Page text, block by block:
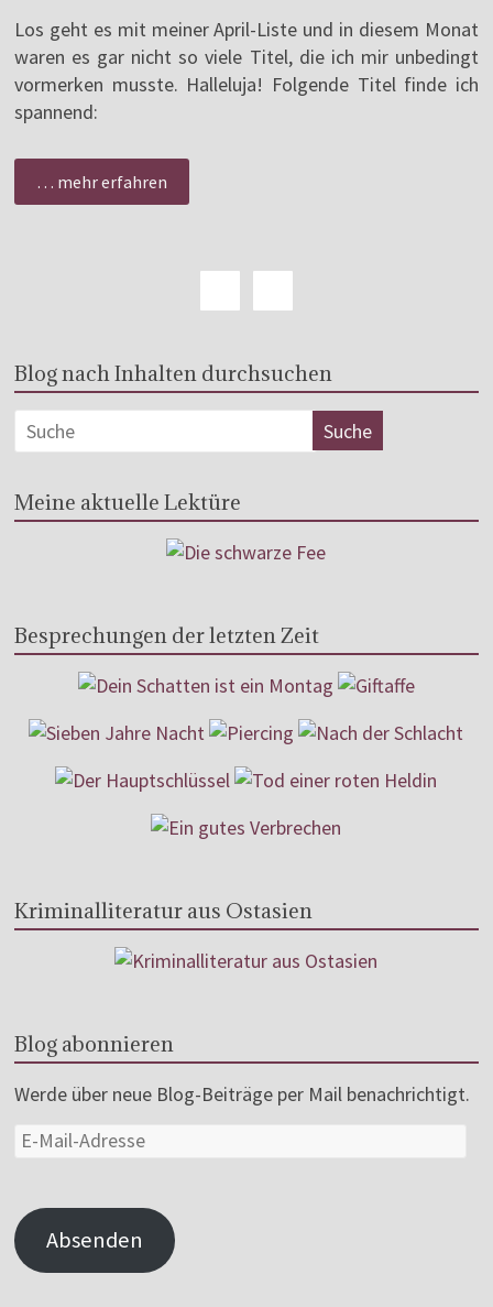
Los geht es mit meiner April-Liste und in diesem Monat
waren es gar nicht so viele Titel, die ich mir unbedingt
vormerken musste. Halleluja! Folgende Titel finde ich
spannend:
… mehr erfahren
Blog nach Inhalten durchsuchen
Meine aktuelle Lektüre
Besprechungen der letzten Zeit
Kriminalliteratur aus Ostasien
Blog abonnieren
Werde über neue Blog-Beiträge per Mail benachrichtigt.
Absenden